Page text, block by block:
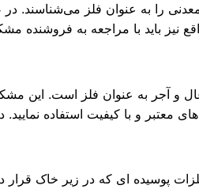
را به عنوان فلز می‌شناسند.
نیز باید با مراجعه به
و آجر به عنوان فلز است. این
های معتبر و با کیفیت استفاده
ای که در زیر خاک قرار